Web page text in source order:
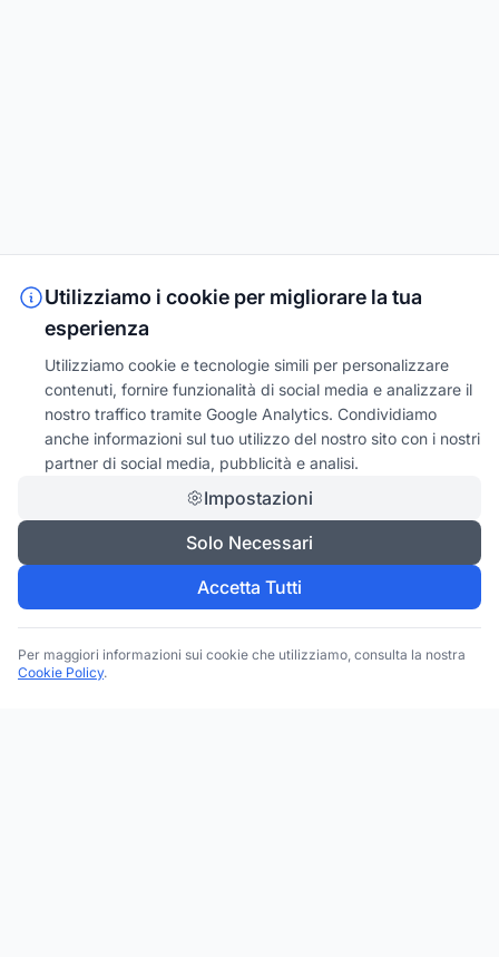
Utilizziamo i cookie per migliorare la tua
esperienza
Utilizziamo cookie e tecnologie simili per personalizzare
contenuti, fornire funzionalità di social media e analizzare il
nostro traffico tramite Google Analytics. Condividiamo
anche informazioni sul tuo utilizzo del nostro sito con i nostri
partner di social media, pubblicità e analisi.
Impostazioni
Solo Necessari
Accetta Tutti
Per maggiori informazioni sui cookie che utilizziamo, consulta la nostra
Cookie Policy.